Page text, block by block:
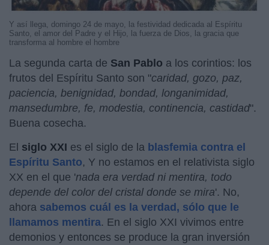
Y así llega, domingo 24 de mayo, la festividad dedicada al Espíritu
Santo, el amor del Padre y el Hijo, la fuerza de Dios, la gracia que
transforma al hombre el hombre
La segunda carta de San Pablo a los corintios: los
frutos del Espíritu Santo son "caridad, gozo, paz,
paciencia, benignidad, bondad, longanimidad,
mansedumbre, fe, modestia, continencia, castidad".
Buena cosecha.
El siglo XXI es el siglo de la blasfemia contra el
Espíritu Santo, Y no estamos en el relativista siglo
XX en el que 'nada era verdad ni mentira, todo
depende del color del cristal donde se mira'. No,
ahora sabemos cuál es la verdad, sólo que le
llamamos mentira. En el siglo XXI vivimos entre
demonios y entonces se produce la gran inversión